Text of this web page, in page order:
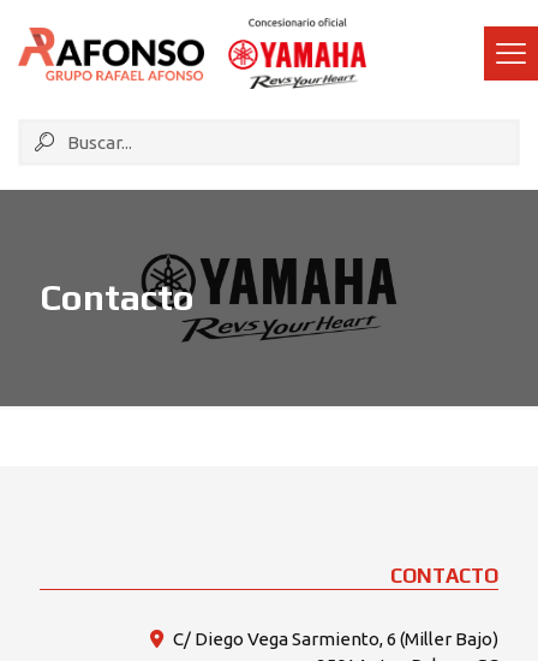
Contacto
CONTACTO
C/ Diego Vega Sarmiento, 6 (Miller Bajo)